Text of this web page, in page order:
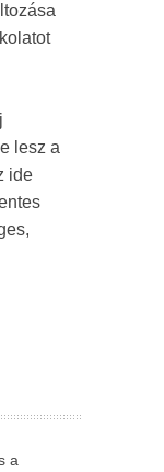
lesz a
ide
a